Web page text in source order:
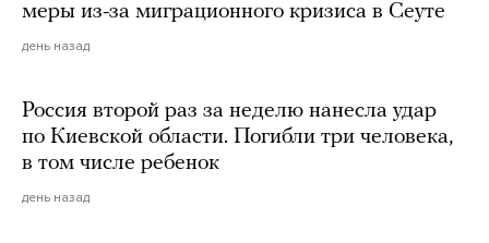
меры из-за миграционного кризиса в Сеуте
день назад
Россия второй раз за неделю нанесла удар
по Киевской области. Погибли три человека,
в том числе ребенок
день назад